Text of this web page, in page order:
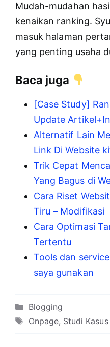
Mudah-mudahan
kenaikan ranking.
masuk halaman
yang penting usaha
Baca juga
[Case Study]
Update
Alternatif Lain
Link Di Website
Trik Cepat
Yang Bagus di
Cara Riset
Tiru – Modifikasi
Cara Optimasi
Tertentu
Tools dan
saya gunakan
Kategori
Blogging
Tag
Onpage, Studi Kasus